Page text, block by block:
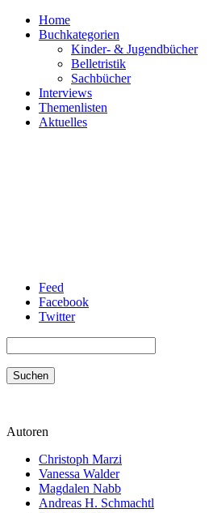
Home
Buchkategorien
Kinder- & Jugendbücher
Belletristik
Sachbücher
Interviews
Themenlisten
Aktuelles
Feed
Facebook
Twitter
Suchen
Autoren
Christoph Marzi
Vanessa Walder
Magdalen Nabb
Andreas H. Schmachtl